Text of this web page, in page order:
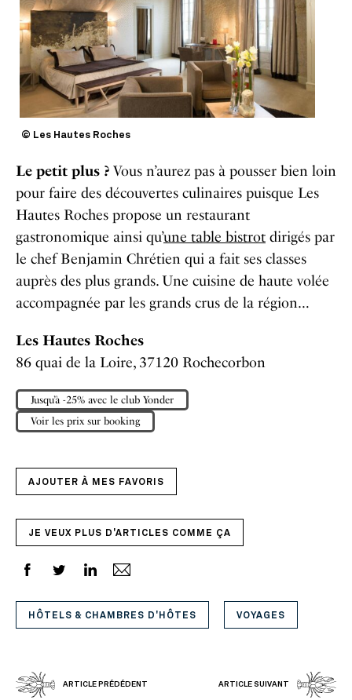
© Les Hautes Roches
Le petit plus ? Vous n’aurez pas à pousser bien loin
pour faire des découvertes culinaires puisque Les
Hautes Roches propose un restaurant
gastronomique ainsi qu’une table bistrot dirigés par
le chef Benjamin Chrétien qui a fait ses classes
auprès des plus grands. Une cuisine de haute volée
accompagnée par les grands crus de la région…
Les Hautes Roches
86 quai de la Loire, 37120 Rochecorbon
Jusqu’à -25% avec le club Yonder
Voir les prix sur booking
AJOUTER À MES FAVORIS
JE VEUX PLUS D'ARTICLES COMME ÇA
HÔTELS & CHAMBRES D'HÔTES VOYAGES
ARTICLE PRÉDÉDENT ARTICLE SUIVANT